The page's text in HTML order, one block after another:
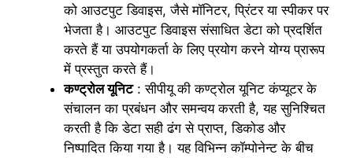
को आउटपुट डिवाइस, जैसे मॉनिटर, प्रिंटर या स्पीकर पर
भेजता है। आउटपुट डिवाइस संसाधित डेटा को प्रदर्शित
करते हैं या उपयोगकर्ता के लिए प्रयोग करने योग्य प्रारूप
में प्रस्तुत करते हैं।
कण्ट्रोल यूनिट: सीपीयू की कण्ट्रोल यूनिट कंप्यूटर के
संचालन का प्रबंधन और समन्वय करती है, यह सुनिश्चित
करती है कि डेटा सही ढंग से प्राप्त, डिकोड और
निष्पादित किया गया है। यह विभिन्न कॉम्पोनेन्ट के बीच